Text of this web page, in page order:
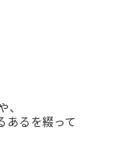
あるを綴って